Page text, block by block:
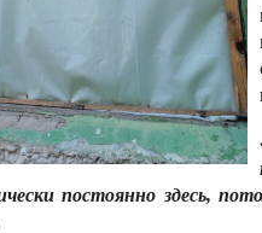
постоянно здесь,